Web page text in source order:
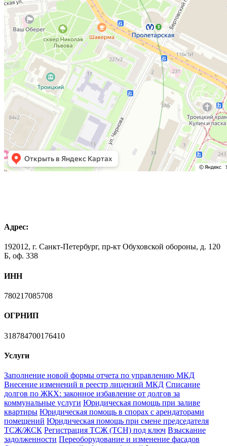
Адрес:
192012, г. Санкт-Петербург, пр-кт Обуховской обороны, д. 120
Б, оф. 338
ИНН
780217085708
ОГРНИП
318784700176410
Услуги
Заполнение новой формы отчета по управлению МКД
Внесение изменений в реестр лицензий МКД Списание
долгов по ЖКХ: законное избавление от долгов за
коммунальные услуги Юридическая помощь при заливе
квартиры Юридическая помощь в спорах с арендаторами
помещений Юридическая помощь при смене председателя
ТСЖ/ЖСК Регистрация ТСЖ (ТСН) под ключ Взыскание
задолженности Переоборудование и изменение фасадов